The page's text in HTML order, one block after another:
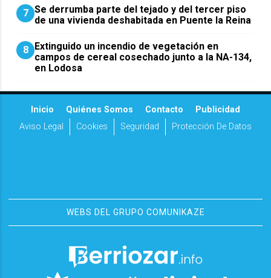
7 Se derrumba parte del tejado y del tercer piso
de una vivienda deshabitada en Puente la Reina
8 Extinguido un incendio de vegetación en
campos de cereal cosechado junto a la NA-134,
en Lodosa
Inicio Quiénes Somos Contacto
Publicidad
Aviso Legal
Cookies Seguridad Protección De Datos
WEBS DEL GRUPO COMUNIKAZE